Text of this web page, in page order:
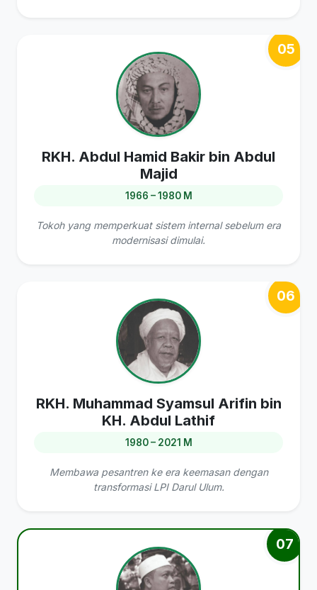
05
RKH. Abdul Hamid Bakir bin Abdul
Majid
1966 – 1980 M
Tokoh yang memperkuat sistem internal sebelum era
modernisasi dimulai.
06
RKH. Muhammad Syamsul Arifin bin
KH. Abdul Lathif
1980 – 2021 M
Membawa pesantren ke era keemasan dengan
transformasi LPI Darul Ulum.
07